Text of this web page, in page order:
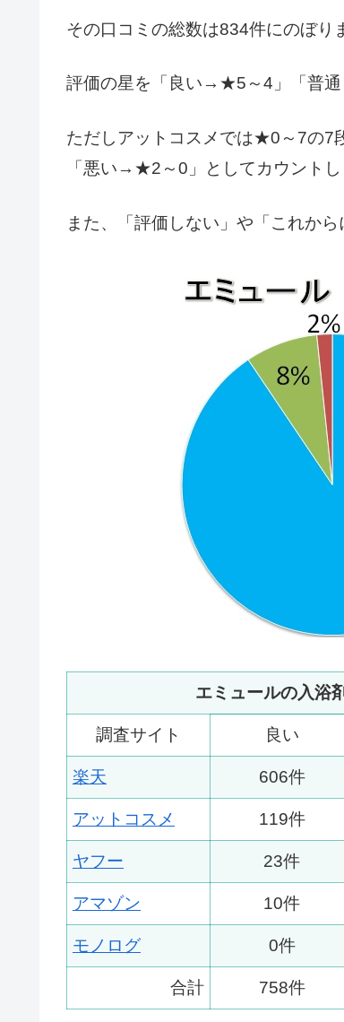
その口コミの総数は834件にのぼり
評価の星を「良い→★5～4」「普
ただしアットコスメでは★0～7の
「悪い→★2～0」としてカウントし
また、「評価しない」や「これか
エミュールの入浴
調査サイト 良い
楽天 606件
アットコスメ 119件
ヤフー 23件
アマゾン 10件
モノログ 0件
合計 758件